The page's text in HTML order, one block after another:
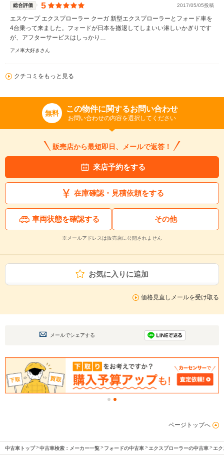
総合評価 5 2017/05/05投稿
エスケープ エクスプローラー クーガ 新型エクスプローラーとフォード車を
4台乗って来ました。フォードが日本を撤退してしまいい淋しいかぎりです
が、アフターサービスはしっかり…
アメ車大好きさん
クチコミをもっと見る
無料 この物件に関するお問い合わせ
お問い合わせの内容を選択してください
販売店から最短即日、メールで返答！
来店予約をする
在庫確認・見積依頼をする
車両状態を確認する その他
※メールアドレスは販売店に公開されません
お気に入りに追加
価格見直しメールを受け取る
メールでシェアする
ページトップへ
中古車トップ 中古車検索：メーカー一覧 フォードの中古車 エクスプローラーの中古車 エ